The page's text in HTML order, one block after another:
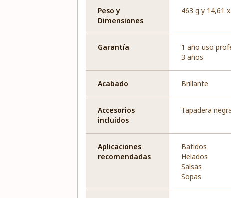
Peso y
Dimensiones
‎463 g y ‎14,61
Garantía
1 año uso
3 años
Acabado Brillante
Accesorios
incluidos
Tapadera
Aplicaciones
recomendadas
Batidos
Helados
Salsas
Sopas